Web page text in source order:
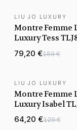
LIU JO LUXURY
Montre Femme
Luxury Tess
79,20 €159 €
LIU JO LUXURY
Montre Femme
Luxury Isabel
Argent
64,20 €129 €